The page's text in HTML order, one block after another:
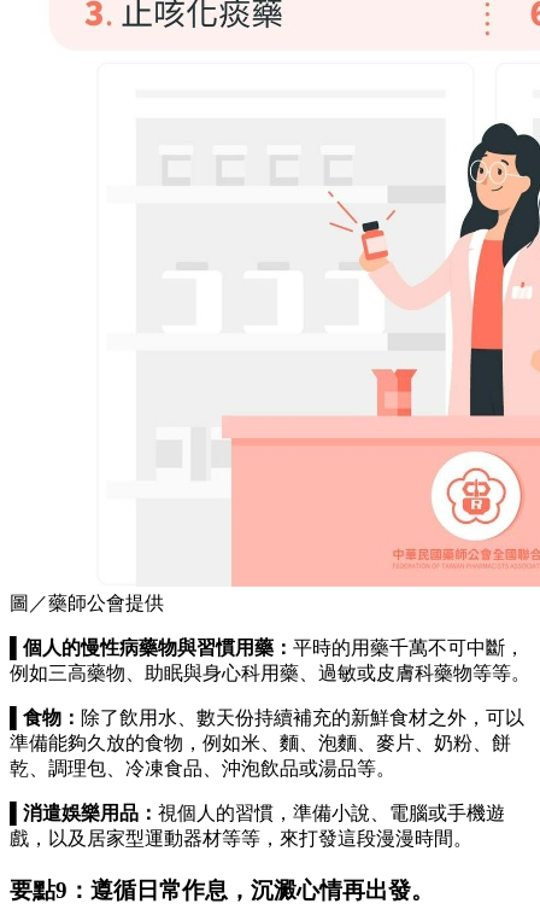
圖／藥師公會提供
▌個人的慢性病藥物與習慣用藥： 平時的用藥千萬不可中斷，
例如三高藥物、助眠與身心科用藥、過敏或皮膚科藥物等等。
▌食物： 除了飲用水、數天份持續補充的新鮮食材之外，可以
準備能夠久放的食物，例如米、麵、泡麵、麥片、奶粉、餅
乾、調理包、冷凍食品、沖泡飲品或湯品等。
▌消遣娛樂用品： 視個人的習慣，準備小說、電腦或手機遊
戲，以及居家型運動器材等等，來打發這段漫漫時間。
要點9：遵循日常作息，沉澱心情再出發。